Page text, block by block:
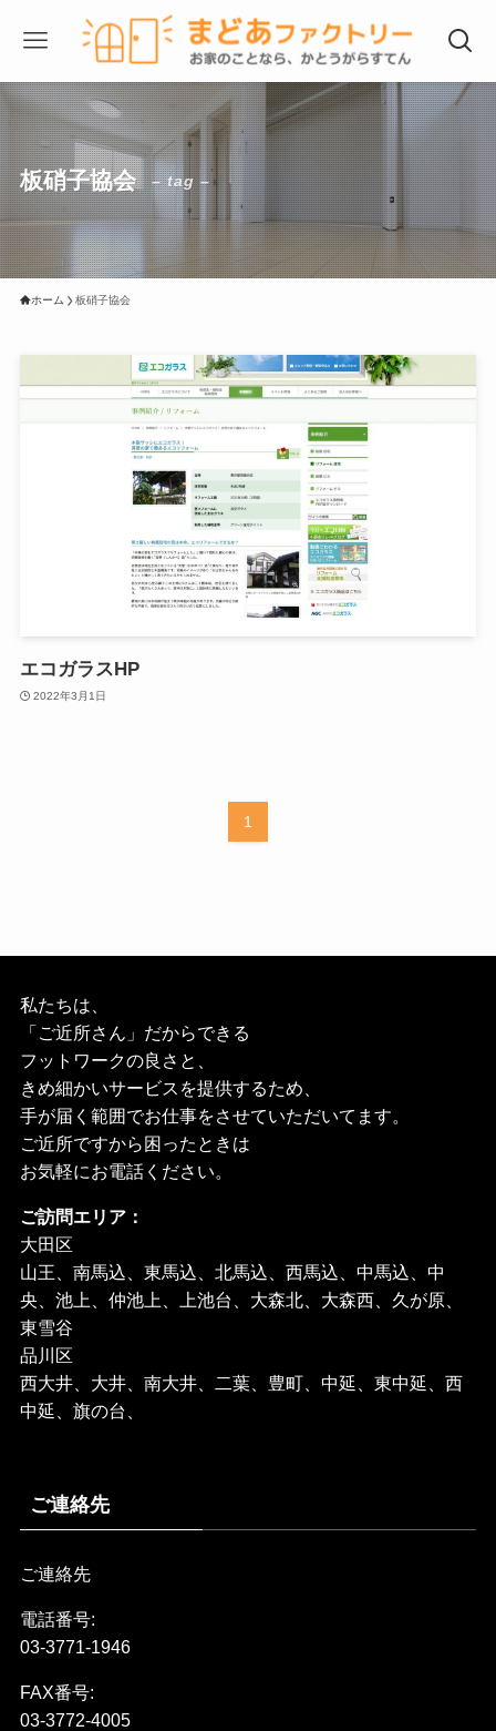
板硝子協会 – tag –
ホーム 板硝子協会
エコガラスHP
2022年3月1日
1
私たちは、
「ご近所さん」だからできる
フットワークの良さと、
きめ細かいサービスを提供するため、
手が届く範囲でお仕事をさせていただいてます。
ご近所ですから困ったときは
お気軽にお電話ください。
ご訪問エリア：
大田区
山王、南馬込、東馬込、北馬込、西馬込、中馬込、中
央、池上、仲池上、上池台、大森北、大森西、久が原、
東雪谷
品川区
西大井、大井、南大井、二葉、豊町、中延、東中延、西
中延、旗の台、
ご連絡先
ご連絡先
電話番号:
03-3771-1946
FAX番号:
03-3772-4005